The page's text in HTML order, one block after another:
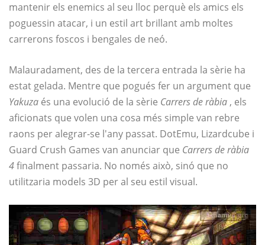
mantenir els enemics al seu lloc perquè els amics els
poguessin atacar, i un estil art brillant amb moltes
carrerons foscos i bengales de neó.
Malauradament, des de la tercera entrada la sèrie ha
estat gelada. Mentre que pogués fer un argument que
Yakuza és una evolució de la sèrie Carrers de ràbia , els
aficionats que volen una cosa més simple van rebre
raons per alegrar-se l'any passat. DotEmu, Lizardcube i
Guard Crush Games van anunciar que Carrers de ràbia
4finalment passaria. No només això, sinó que no
utilitzaria models 3D per al seu estil visual.